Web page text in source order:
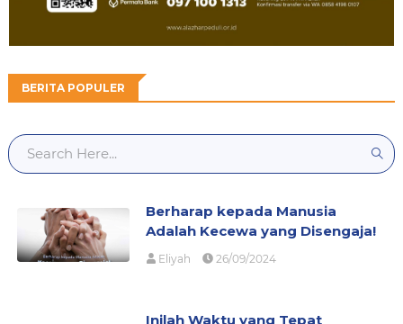
BERITA POPULER
Berharap kepada Manusia
Adalah Kecewa yang Disengaja!
Eliyah 26/09/2024
Inilah Waktu yang Tepat